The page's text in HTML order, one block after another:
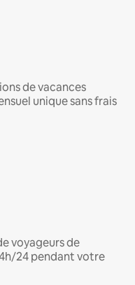
de vacances
unique sans frais
voyageurs de
24 pendant votre